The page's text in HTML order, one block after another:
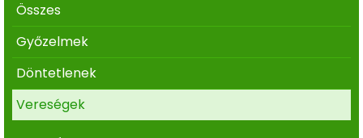
Összes
Győzelmek
Döntetlenek
Vereségek